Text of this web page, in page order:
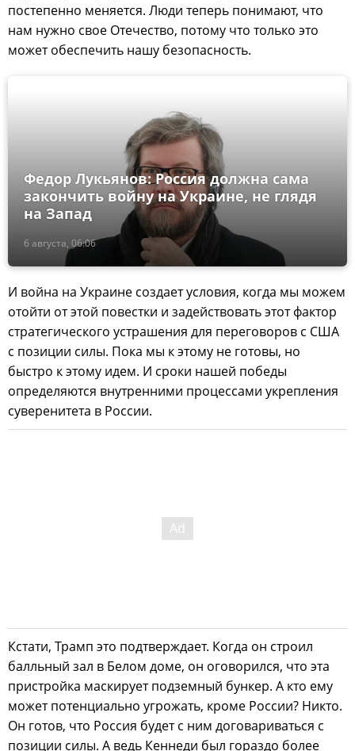
постепенно меняется. Люди теперь понимают, что
нам нужно свое Отечество, потому что только это
может обеспечить нашу безопасность.
6 августа, 06:06
Федор Лукьянов: Россия должна сама
закончить войну на Украине, не глядя
на Запад
И война на Украине создает условия, когда мы можем
отойти от этой повестки и задействовать этот фактор
стратегического устрашения для переговоров с США
с позиции силы. Пока мы к этому не готовы, но
быстро к этому идем. И сроки нашей победы
определяются внутренними процессами укрепления
суверенитета в России.
Кстати, Трамп это подтверждает. Когда он строил
балльный зал в Белом доме, он оговорился, что эта
пристройка маскирует подземный бункер. А кто ему
может потенциально угрожать, кроме России? Никто.
Он готов, что Россия будет с ним договариваться с
позиции силы. А ведь Кеннеди был гораздо более